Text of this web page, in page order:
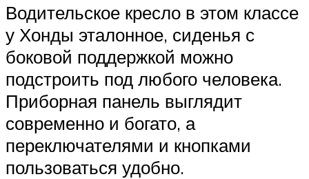
Водительское кресло в этом классе
у Хонды эталонное, сиденья с
боковой поддержкой можно
подстроить под любого человека.
Приборная панель выглядит
современно и богато, а
переключателями и кнопками
пользоваться удобно.